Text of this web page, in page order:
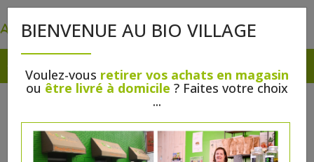
BIENVENUE AU BIO VILLAGE
Voulez-vous retirer vos achats en magasin
ou être livré à domicile ? Faites votre choix
...